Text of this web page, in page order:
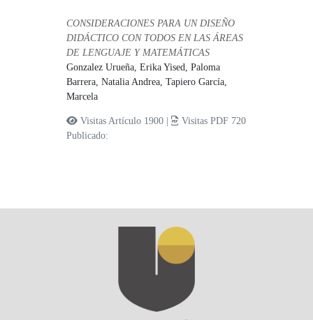
CONSIDERACIONES PARA UN DISEÑO
DIDÁCTICO CON TODOS EN LAS ÁREAS
DE LENGUAJE Y MATEMÁTICAS
Gonzalez Urueña, Erika Yised,Paloma
Barrera, Natalia Andrea,Tapiero García,
Marcela
Visitas Artículo 1900 |
Visitas PDF 720
Publicado: